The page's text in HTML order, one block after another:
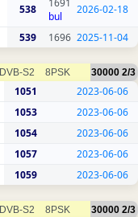
538
1691
bul
2026-02-18
539 1696 2025-11-04
DVB-S2 8PSK 30000 2/3
1051
2023-06-06
1053
2023-06-06
1054
2023-06-06
1057
2023-06-06
1059 2023-06-06
DVB-S2 8PSK 30000 2/3